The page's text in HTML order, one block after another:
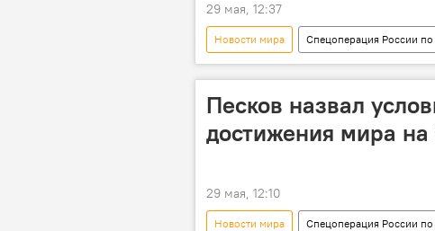
29 мая, 12:37
Новости мира Спецоперация России
Украина
Россия Европа
Песков назвал
достижения мира на
29 мая, 12:10
Новости мира Спецоперация России